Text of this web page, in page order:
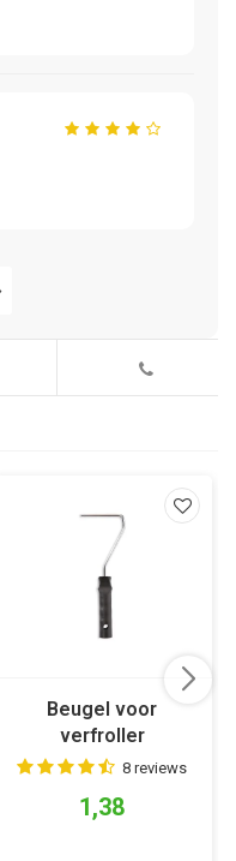
Beugel voor
verfroller
8 reviews
1,38